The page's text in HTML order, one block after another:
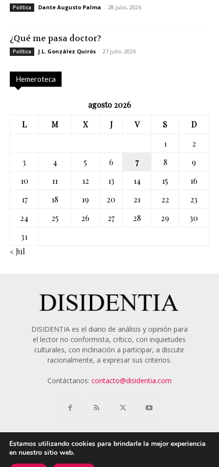
Política Dante Augusto Palma - 28 julio, 2026
¿Qué me pasa doctor?
Política J.L. González Quirós - 27 julio, 2026
Hemeroteca
agosto 2026
L
M X J V S
D
1
2
3
4 5 6 7 8
9
10
11 12 13 14 15
16
17
18 19 20 21 22
23
24
25 26 27 28 29
30
31
« Jul
DISIDENTIA es el diario de análisis y opinión para
el lector no conformista, crítico, con inquietudes
culturales, con inclinación a participar, a discutir
racionalmente, a expresar sus criterios.
Contáctanos: contacto@disidentia.com
Estamos utilizando cookies para brindarle la mejor experiencia
en nuestro sitio web.